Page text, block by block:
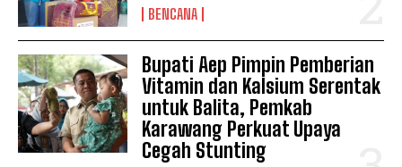
BENCANA
Bupati Aep Pimpin Pemberian
Vitamin dan Kalsium Serentak
untuk Balita, Pemkab
Karawang Perkuat Upaya
Cegah Stunting